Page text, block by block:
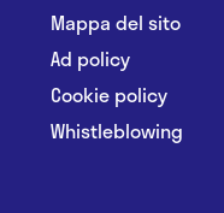
Mappa del sito
Ad policy
Cookie policy
Whistleblowing